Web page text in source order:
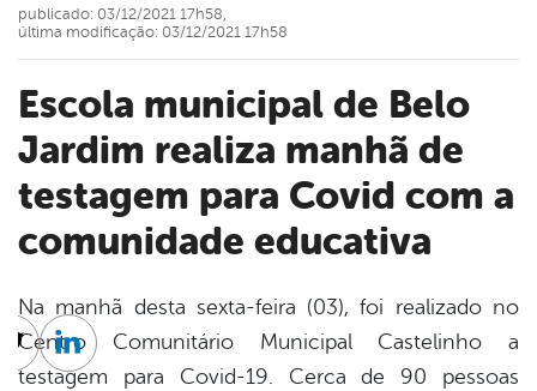
Escola municipal de Belo
Jardim realiza manhã de
testagem para Covid com a
comunidade educativa
publicado: 03/12/2021 17h58,
última modificação: 03/12/2021 17h58
Na manhã desta sexta-feira (03), foi realizado no
Centro Comunitário Municipal Castelinho a
testagem para Covid-19. Cerca de 90 pessoas
TwitterLinkedin